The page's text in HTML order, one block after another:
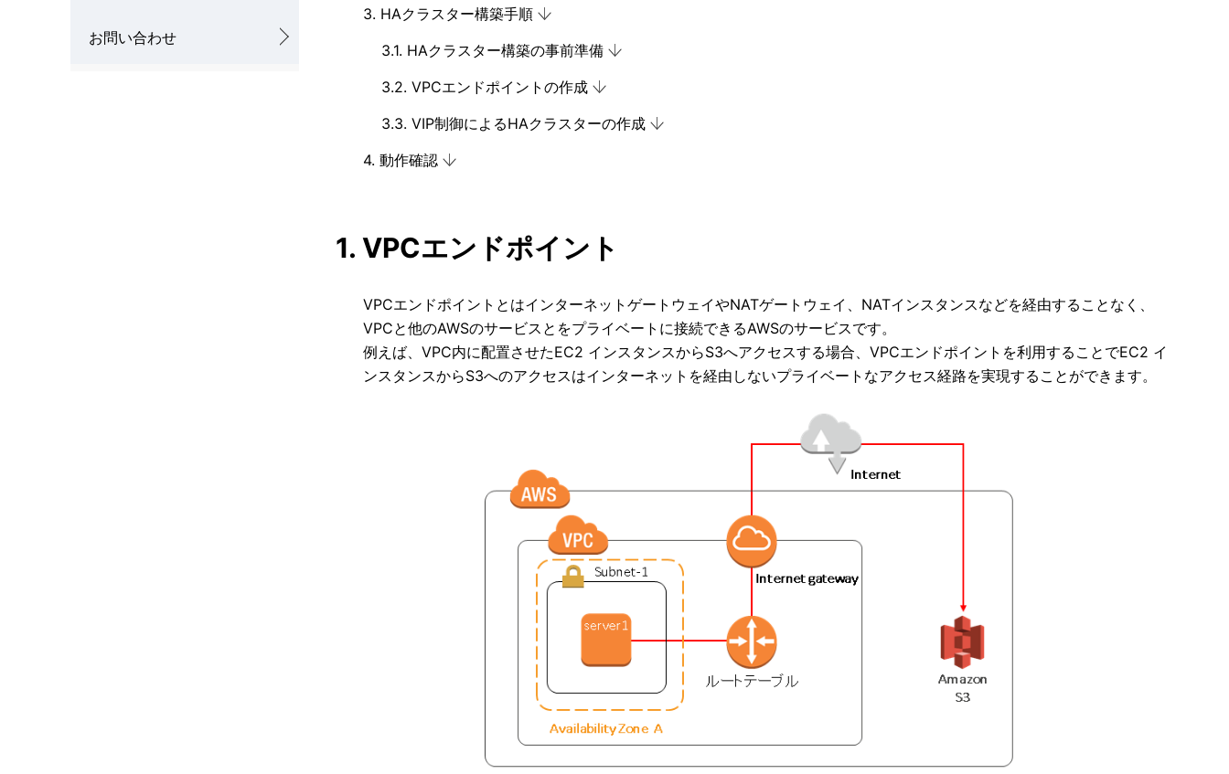
お問い合わせ
3. HAクラスター構築手順
3.1. HAクラスター構築の事前準備
3.2. VPCエンドポイントの作成
3.3. VIP制御によるHAクラスターの作成
4. 動作確認
1. VPCエンドポイント
VPCエンドポイントとはインターネットゲートウェイやNATゲートウェイ、NATインスタンスなどを経由することなく、
VPCと他のAWSのサービスとをプライベートに接続できるAWSのサービスです。
例えば、VPC内に配置させたEC2 インスタンスからS3へアクセスする場合、VPCエンドポイントを利用することでEC2 イ
ンスタンスからS3へのアクセスはインターネットを経由しないプライベートなアクセス経路を実現することができます。